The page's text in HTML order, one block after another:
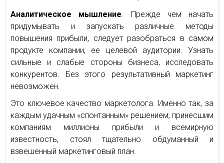
Аналитическое мышление. Прежде чем начать
придумывать и запускать различные методы
повышения прибыли, следует разобраться в самом
продукте компании, ее целевой аудитории. Узнать
сильные и слабые стороны бизнеса, исследовать
конкурентов. Без этого результативный маркетинг
невозможен.
Это ключевое качество маркетолога. Именно так, за
каждым удачным «спонтанным» решением, принесшим
компаниям миллионы прибыли и всемирную
известность, стоял тщательно обдуманный и
взвешенный маркетинговый план.